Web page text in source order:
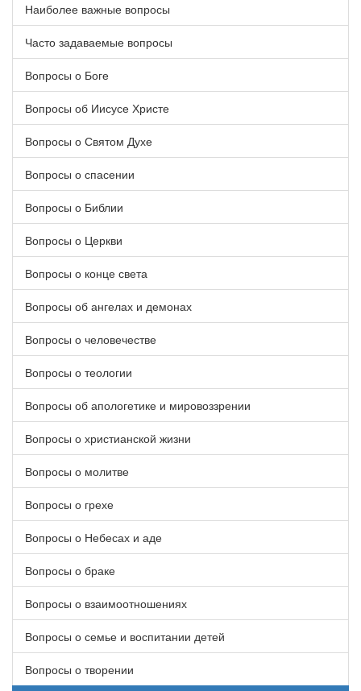
Наиболее важные вопросы
Часто задаваемые вопросы
Вопросы о Боге
Вопросы об Иисусе Христе
Вопросы о Святом Духе
Вопросы о спасении
Вопросы о Библии
Вопросы о Церкви
Вопросы о конце света
Вопросы об ангелах и демонах
Вопросы о человечестве
Вопросы о теологии
Вопросы об апологетике и мировоззрении
Вопросы о христианской жизни
Вопросы о молитве
Вопросы о грехе
Вопросы о Небесах и аде
Вопросы о браке
Вопросы о взаимоотношениях
Вопросы о семье и воспитании детей
Вопросы о творении